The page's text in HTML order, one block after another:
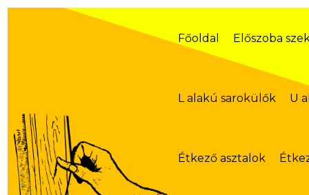
Skip
Főoldal Előszoba
L alakú sarokülők U
Étkező asztalok